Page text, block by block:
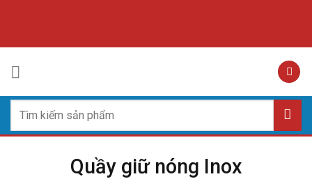
kiếm:
Quầy giữ nóng Inox